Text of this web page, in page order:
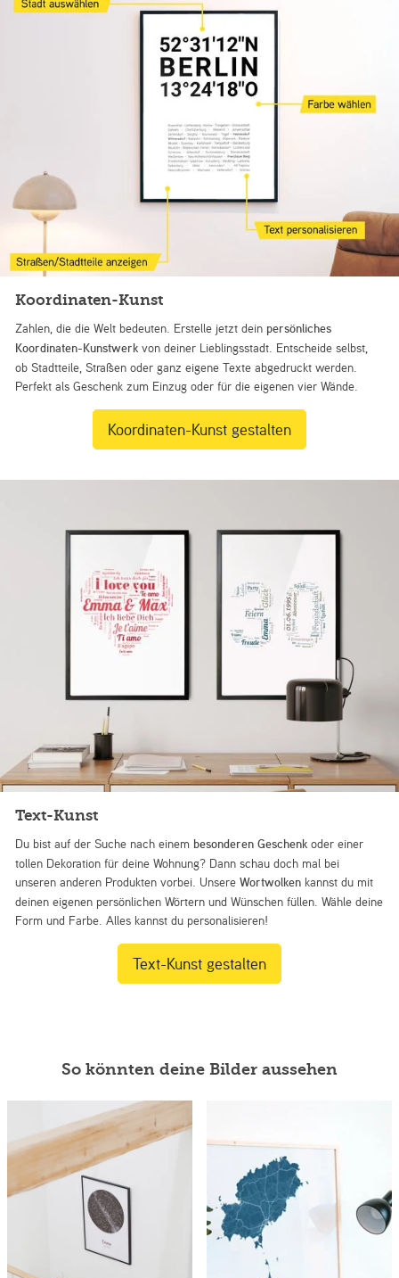
Koordinaten-Kunst
Zahlen, die die Welt bedeuten. Erstelle jetzt dein persönliches
Koordinaten-Kunstwerk von deiner Lieblingsstadt. Entscheide selbst,
ob Stadtteile, Straßen oder ganz eigene Texte abgedruckt werden.
Perfekt als Geschenk zum Einzug oder für die eigenen vier Wände.
Koordinaten-Kunst gestalten
Text-Kunst
Du bist auf der Suche nach einem besonderen Geschenk oder einer
tollen Dekoration für deine Wohnung? Dann schau doch mal bei
unseren anderen Produkten vorbei. UnsereWortwolken kannst du mit
deinen eigenen persönlichen Wörtern und Wünschen füllen. Wähle deine
Form und Farbe. Alles kannst du personalisieren!
Text-Kunst gestalten
So könnten deine Bilder aussehen